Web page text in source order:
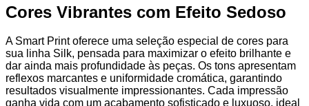
Cores Vibrantes com Efeito Sedoso
A Smart Print oferece uma seleção especial de cores para
sua linha Silk, pensada para maximizar o efeito brilhante e
dar ainda mais profundidade às peças. Os tons apresentam
reflexos marcantes e uniformidade cromática, garantindo
resultados visualmente impressionantes. Cada impressão
ganha vida com um acabamento sofisticado e luxuoso, ideal